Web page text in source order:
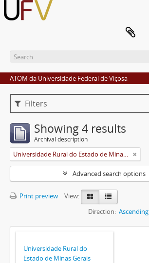
ATOM da Universidade Federal de Viçosa
Filters
Showing 4 results
Archival description
Universidade Rural do Estado de Minas Gerais (Uremg)
Advanced search options
Print preview
View:
Direction: Ascending
Universidade Rural do
Estado de Minas Gerais